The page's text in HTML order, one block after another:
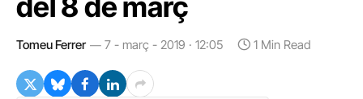
Tomeu Ferrer 7 - març - 2019 · 12:05 1 Min Read